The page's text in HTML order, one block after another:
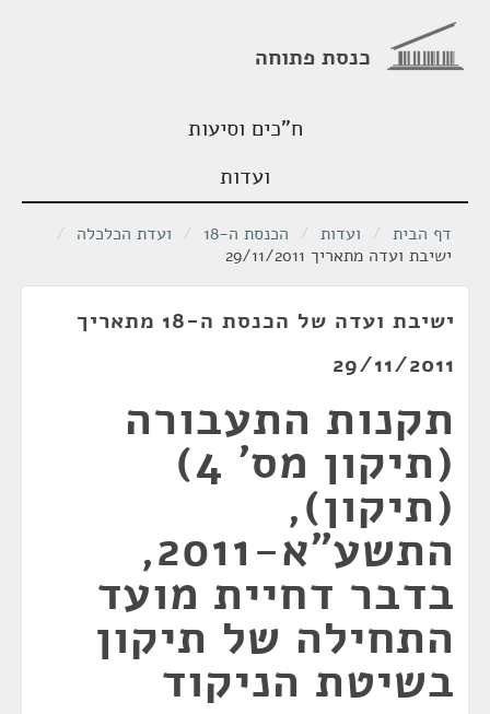
כנסת פתוחה
ח"כים וסיעות
ועדות
דף הבית / ועדות / הכנסת ה-18 / ועדת הכלכלה /
ישיבת ועדה מתאריך 29/11/2011
ישיבת ועדה של הכנסת ה-18 מתאריך
29/11/2011
תקנות התעבורה
(תיקון מס' 4)
(תיקון),
התשע"א-2011,
בדבר דחיית מועד
התחילה של תיקון
בשיטת הניקוד